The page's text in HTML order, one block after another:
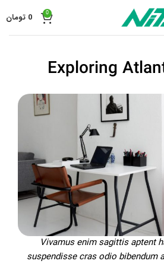
0
0 تومان
Exploring
Vivamus enim sagittis aptent
suspendisse cras odio bibendum